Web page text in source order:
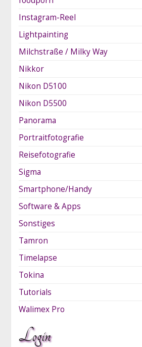
Instagram-Reel
Lightpainting
Milchstraße / Milky Way
Nikkor
Nikon D5100
Nikon D5500
Panorama
Portraitfotografie
Reisefotografie
Sigma
Smartphone/Handy
Software & Apps
Sonstiges
Tamron
Timelapse
Tokina
Tutorials
Walimex Pro
Login